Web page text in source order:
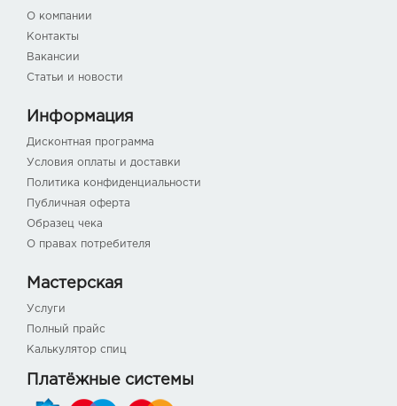
О компании
Контакты
Вакансии
Статьи и новости
Информация
Дисконтная программа
Условия оплаты и доставки
Политика конфиденциальности
Публичная оферта
Образец чека
О правах потребителя
Мастерская
Услуги
Полный прайс
Калькулятор спиц
Платёжные системы